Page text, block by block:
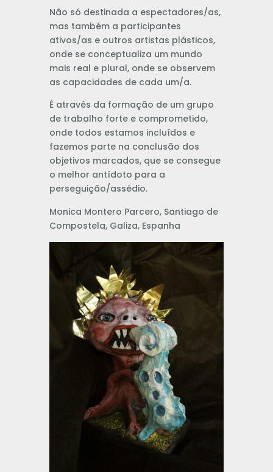
Não só destinada a espectadores/as,
mas também a participantes
ativos/as e outros artistas plásticos,
onde se conceptualiza um mundo
mais real e plural, onde se observem
as capacidades de cada um/a.
É através da formação de um grupo
de trabalho forte e comprometido,
onde todos estamos incluídos e
fazemos parte na conclusão dos
objetivos marcados, que se consegue
o melhor antídoto para a
perseguição/assédio.
Monica Montero Parcero, Santiago de
Compostela, Galiza, Espanha